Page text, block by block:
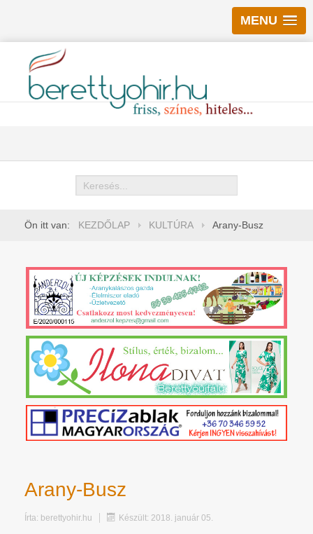
MENU
Keresés
Ön itt van: KEZDŐLAP KULTÚRA Arany-Busz
Arany-Busz
Írta: berettyohir.hu Készült: 2018. január 05.